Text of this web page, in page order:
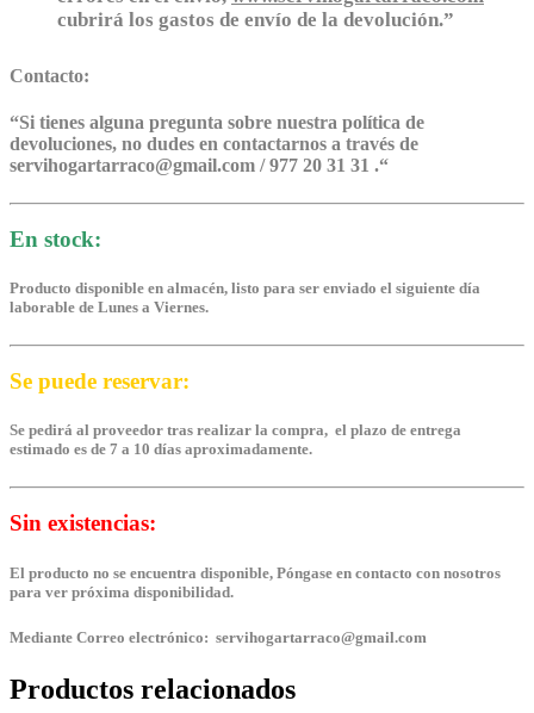
cubrirá los gastos de envío de la devolución.”
Contacto:
“Si tienes alguna pregunta sobre nuestra política de
devoluciones, no dudes en contactarnos a través de
servihogartarraco@gmail.com / 977 20 31 31 .“
En stock:
Producto disponible en almacén, listo para ser enviado el siguiente día
laborable de Lunes a Viernes.
Se puede reservar:
Se pedirá al proveedor tras realizar la compra, el plazo de entrega
estimado es de 7 a 10 días aproximadamente.
Sin existencias:
El producto no se encuentra disponible, Póngase en contacto con nosotros
para ver próxima disponibilidad.
Mediante Correo electrónico: servihogartarraco@gmail.com
Productos relacionados